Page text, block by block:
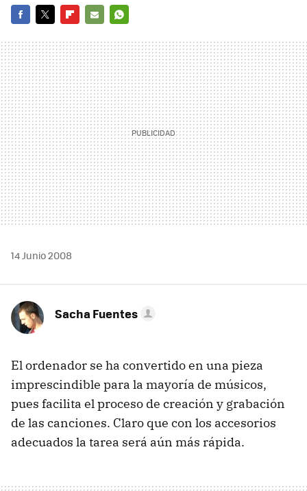
MAIL
14 Junio 2008
Sacha Fuentes
El ordenador se ha convertido en una pieza
imprescindible para la mayoría de músicos,
pues facilita el proceso de creación y grabación
de las canciones. Claro que con los accesorios
adecuados la tarea será aún más rápida.